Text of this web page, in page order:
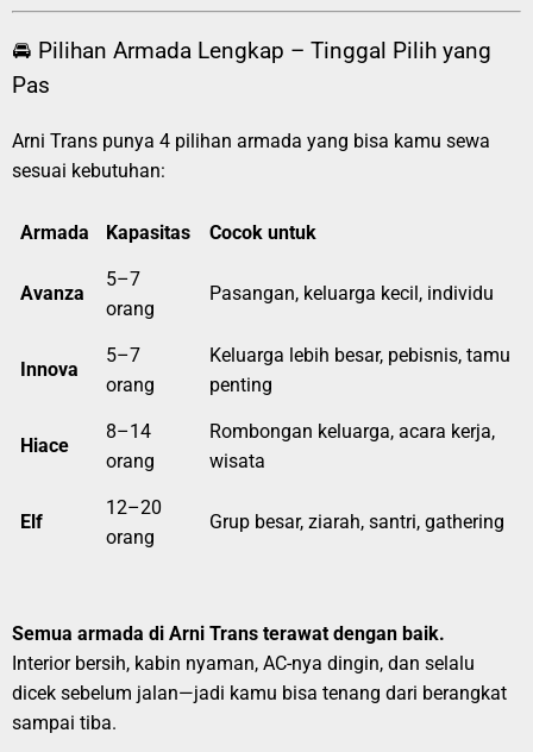
🚘 Pilihan Armada Lengkap – Tinggal Pilih yang
Pas
Arni Trans punya 4 pilihan armada yang bisa kamu sewa
sesuai kebutuhan:
Armada Kapasitas Cocok untuk
Avanza
5–7
orang
Pasangan, keluarga kecil, individu
Innova
5–7
orang
Keluarga lebih besar, pebisnis, tamu
penting
Hiace
8–14
orang
Rombongan keluarga, acara kerja,
wisata
Elf
12–20
orang
Grup besar, ziarah, santri, gathering
Semua armada di Arni Trans terawat dengan baik.
Interior bersih, kabin nyaman, AC-nya dingin, dan selalu
dicek sebelum jalan—jadi kamu bisa tenang dari berangkat
sampai tiba.